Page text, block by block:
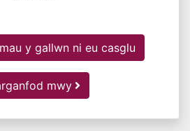
y gallwn ni eu casglu
mwy